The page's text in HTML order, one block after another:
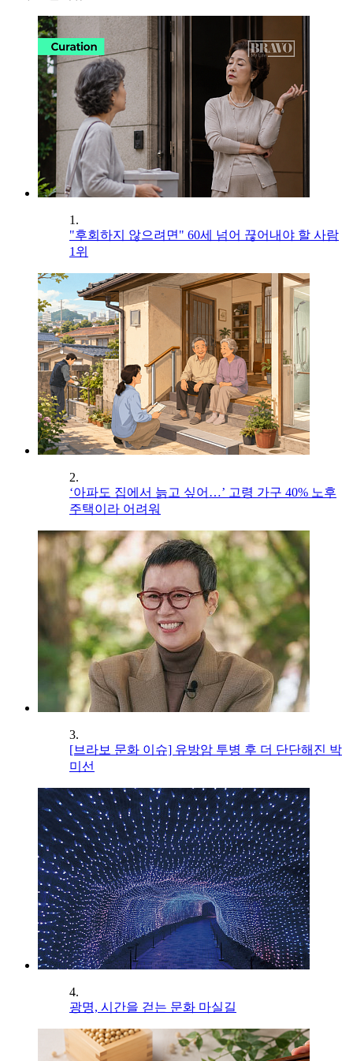
1.
"후회하지 않으려면" 60세 넘어 끊어내야 할 사람
1위
2.
‘아파도 집에서 늙고 싶어…’ 고령 가구 40% 노후
주택이라 어려워
3.
[브라보 문화 이슈] 유방암 투병 후 더 단단해진 박
미선
4.
광명, 시간을 걷는 문화 마실길